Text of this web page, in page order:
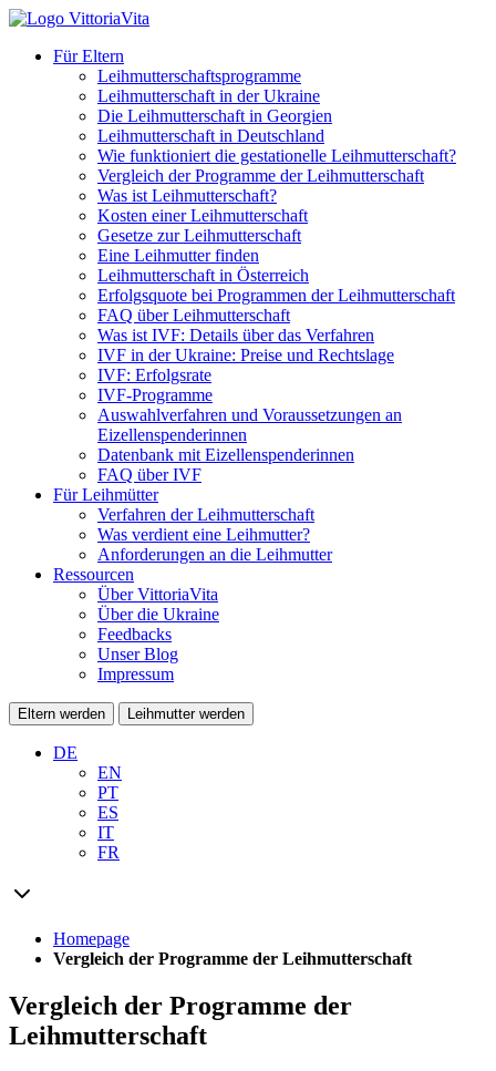
Für Eltern
Leihmutterschaftsprogramme
Leihmutterschaft in der Ukraine
Die Leihmutterschaft in Georgien
Leihmutterschaft in Deutschland
Wie funktioniert die gestationelle Leihmutterschaft?
Vergleich der Programme der Leihmutterschaft
Was ist Leihmutterschaft?
Kosten einer Leihmutterschaft
Gesetze zur Leihmutterschaft
Eine Leihmutter finden
Leihmutterschaft in Österreich
Erfolgsquote bei Programmen der Leihmutterschaft
FAQ über Leihmutterschaft
Was ist IVF: Details über das Verfahren
IVF in der Ukraine: Preise und Rechtslage
IVF: Erfolgsrate
IVF-Programme
Auswahlverfahren und Voraussetzungen an
Eizellenspenderinnen
Datenbank mit Eizellenspenderinnen
FAQ über IVF
Für Leihmütter
Verfahren der Leihmutterschaft
Was verdient eine Leihmutter?
Anforderungen an die Leihmutter
Ressourcen
Über VittoriaVita
Über die Ukraine
Feedbacks
Unser Blog
Impressum
Eltern werden Leihmutter werden
DE
EN
PT
ES
IT
FR
Homepage
Vergleich der Programme der Leihmutterschaft
Vergleich der Programme der
Leihmutterschaft